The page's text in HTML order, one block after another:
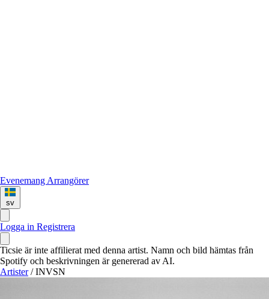
Evenemang Arrangörer
sv
Logga in Registrera
Ticsie är inte affilierat med denna artist. Namn och bild hämtas från
Spotify och beskrivningen är genererad av AI.
Artister / INVSN